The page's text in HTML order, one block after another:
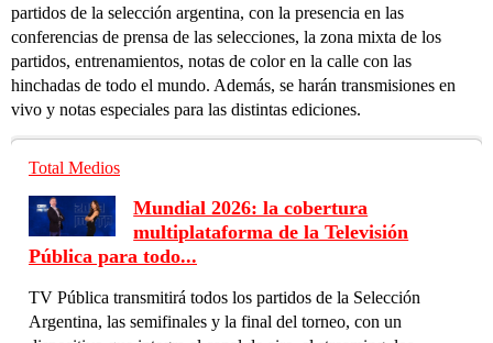
partidos de la selección argentina, con la presencia en las
conferencias de prensa de las selecciones, la zona mixta de los
partidos, entrenamientos, notas de color en la calle con las
hinchadas de todo el mundo. Además, se harán transmisiones en
vivo y notas especiales para las distintas ediciones.
Total Medios
Mundial 2026: la cobertura
multiplataforma de la Televisión
Pública para todo...
TV Pública transmitirá todos los partidos de la Selección
Argentina, las semifinales y la final del torneo, con un